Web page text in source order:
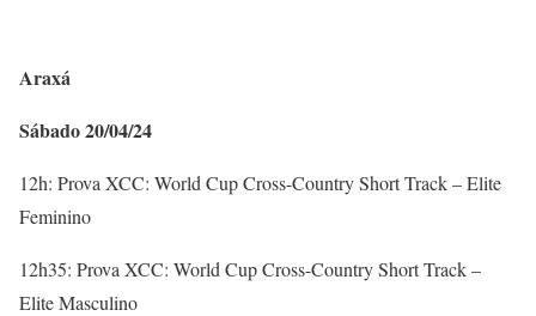
Araxá
Sábado 20/04/24
12h: Prova XCC: World Cup Cross-Country Short Track – Elite
Feminino
12h35: Prova XCC: World Cup Cross-Country Short Track –
Elite Masculino